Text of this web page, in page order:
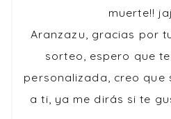
muerte!!
Aranzazu, gracias por
sorteo, espero que
personalizada, creo que
a ti, ya me dirás si te